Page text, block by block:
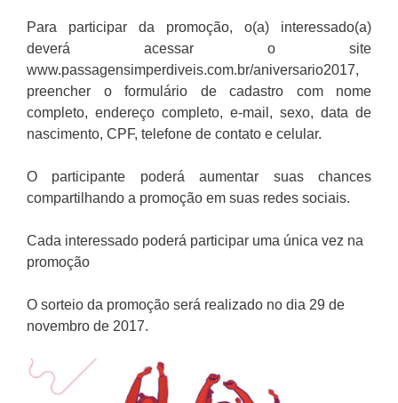
Para participar da promoção, o(a) interessado(a)
deverá acessar o site
www.passagensimperdiveis.com.br/aniversario2017,
preencher o formulário de cadastro com nome
completo, endereço completo, e-mail, sexo, data de
nascimento, CPF, telefone de contato e celular.
O participante poderá aumentar suas chances
compartilhando a promoção em suas redes sociais.
Cada interessado poderá participar uma única vez na
promoção
O sorteio da promoção será realizado no dia 29 de
novembro de 2017.